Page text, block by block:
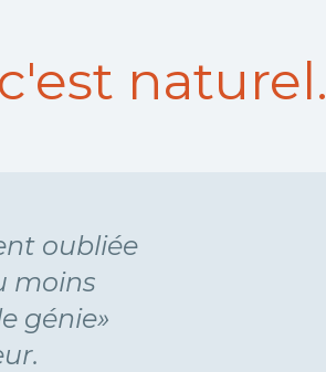
naturel.
oubliée
moins
génie»